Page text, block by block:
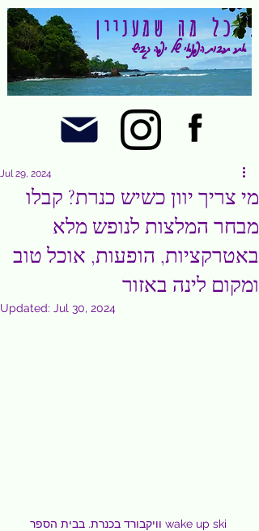
אתר תרבות הפנאי של יפה גביש
כל מה שמעניין
מי צריך יוון כשיש כנרת? קבלו
מבחר המלצות לנופש מלא
באטרקציות, הופעות, אוכל טוב
ומקום לינה באזור
Jul 29, 2024
Updated: Jul 30, 2024
וויקבורד בכנרת. בבית הספר wake up ski